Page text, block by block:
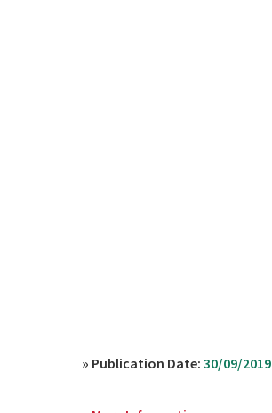
» Publication Date: 30/09/2019